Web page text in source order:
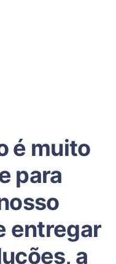
é muito
para
entregar
a